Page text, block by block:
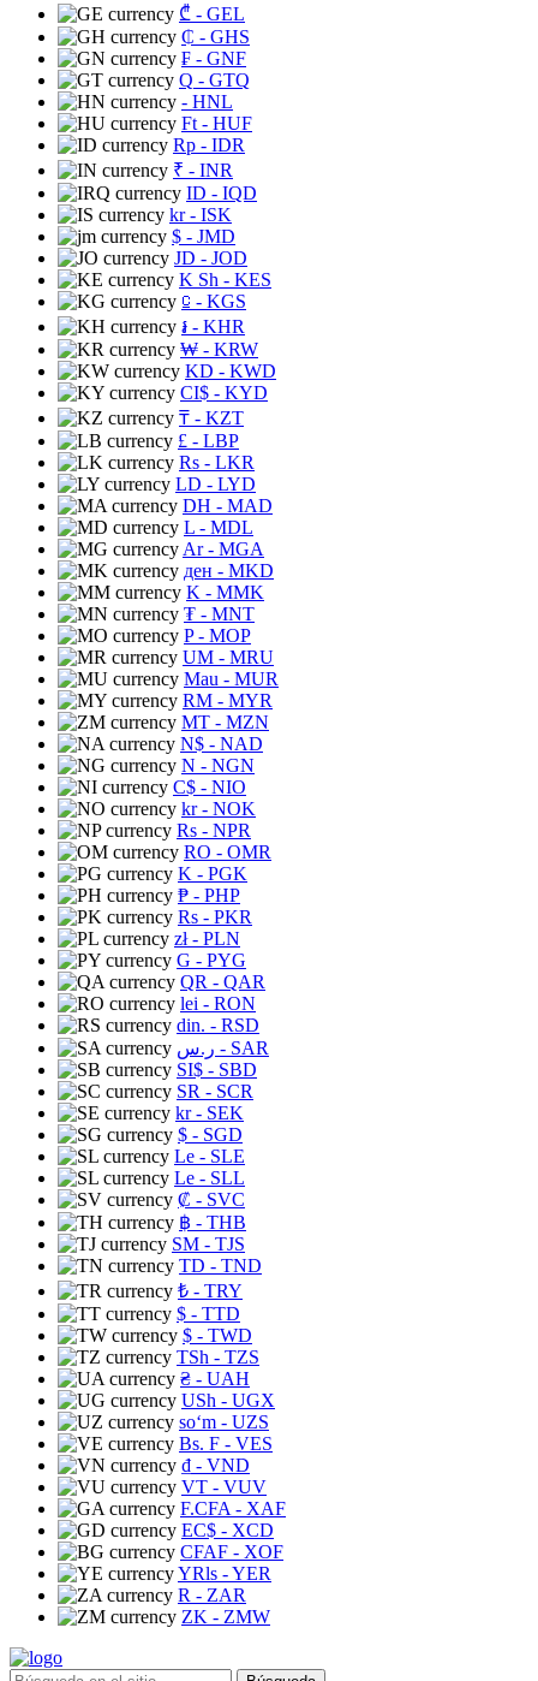
₾ - GEL
₵ - GHS
₣ - GNF
Q - GTQ
- HNL
Ft - HUF
Rp - IDR
₹ - INR
ID - IQD
kr- ISK
$ - JMD
JD - JOD
K Sh - KES
⃀ - KGS
៛ - KHR
₩ - KRW
KD - KWD
CI$ - KYD
₸ - KZT
£ - LBP
Rs - LKR
LD - LYD
DH - MAD
L - MDL
Ar- MGA
ден - MKD
K - MMK
₮ - MNT
P- MOP
UM - MRU
Mau - MUR
RM - MYR
MT - MZN
N$ - NAD
N - NGN
C$ - NIO
kr- NOK
Rs - NPR
RO - OMR
K - PGK
₱ - PHP
Rs - PKR
zł- PLN
G - PYG
QR - QAR
lei - RON
din. - RSD
ر.س - SAR
SI$ - SBD
SR - SCR
kr- SEK
$ - SGD
Le - SLE
Le - SLL
₡ - SVC
฿ - THB
ЅМ - TJS
TD - TND
₺ - TRY
$ - TTD
$ - TWD
TSh - TZS
₴ - UAH
USh - UGX
soʻm - UZS
Bs. F - VES
₫ - VND
VT - VUV
F.CFA - XAF
EC$ - XCD
CFAF - XOF
YRls - YER
R - ZAR
ZK - ZMW